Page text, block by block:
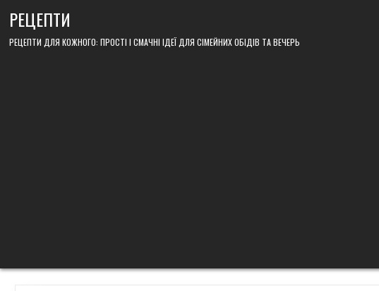
РЕЦЕПТИ
РЕЦЕПТИ ДЛЯ КОЖНОГО: ПРОСТІ І СМАЧНІ ІДЕЇ ДЛЯ СІМЕЙНИХ ОБІДІВ ТА ВЕЧЕРЬ